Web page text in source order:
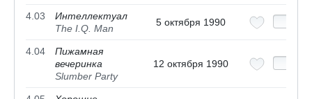
4.03
Интеллектуал
The I.Q. Man
5 октября 1990
4.04
Пижамная
вечеринка
Slumber Party
12 октября 1990